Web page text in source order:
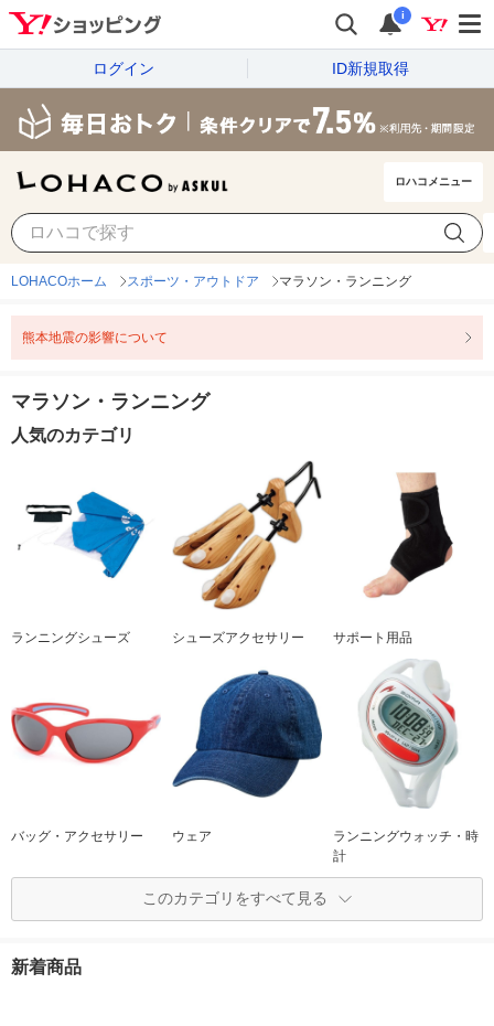
i
ログイン ID新規取得
ロハコメニュー
LOHACOホーム スポーツ・アウトドア マラソン・ランニング
熊本地震の影響について
マラソン・ランニング
人気のカテゴリ
ランニングシューズ シューズアクセサリー サポート用品
バッグ・アクセサリー ウェア
ランニングウォッチ・時
計
このカテゴリをすべて見る
新着商品